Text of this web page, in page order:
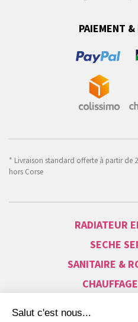
PAIEMENT
* Livraison standard offerte à partir de
hors Corse
RADIATEUR
SECHE
SANITAIRE &
ALARME